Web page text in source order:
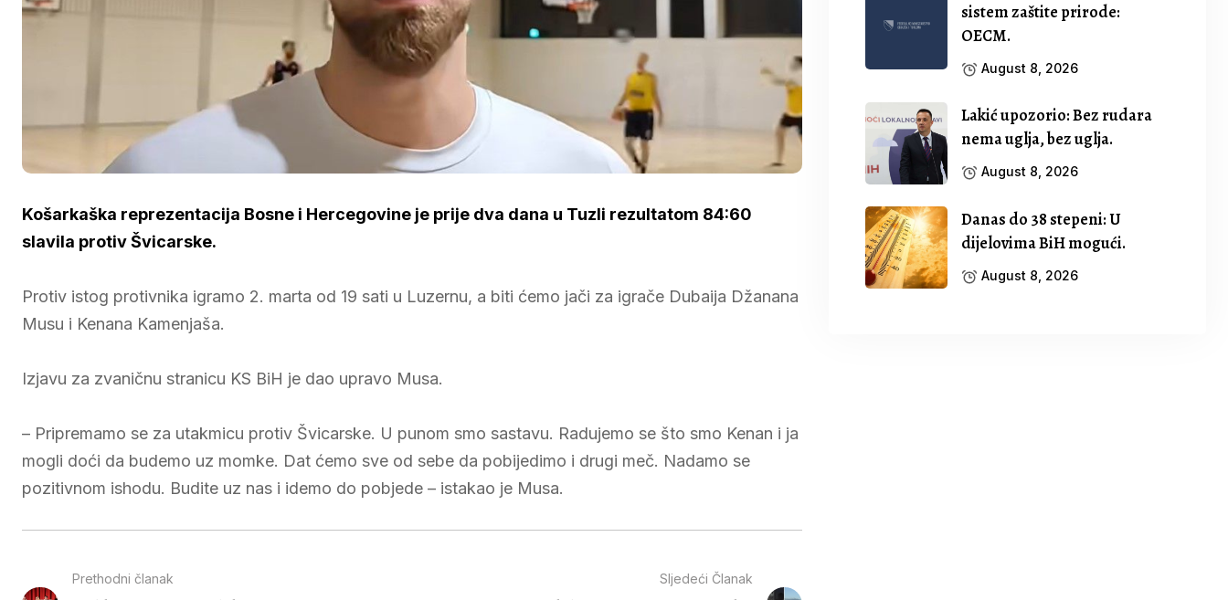
Košarkaška reprezentacija Bosne i Hercegovine je prije dva dana u Tuzli rezultatom 84:60
slavila protiv Švicarske.
Protiv istog protivnika igramo 2. marta od 19 sati u Luzernu, a biti ćemo jači za igrače Dubaija Džanana
Musu i Kenana Kamenjaša.
Izjavu za zvaničnu stranicu KS BiH je dao upravo Musa.
– Pripremamo se za utakmicu protiv Švicarske. U punom smo sastavu. Radujemo se što smo Kenan i ja
mogli doći da budemo uz momke. Dat ćemo sve od sebe da pobijedimo i drugi meč. Nadamo se
pozitivnom ishodu. Budite uz nas i idemo do pobjede – istakao je Musa.
Prethodni članak Sljedeći Članak
sistem zaštite prirode:
OECM.
August 8, 2026
Lakić upozorio: Bez rudara
nema uglja, bez uglja.
August 8, 2026
Danas do 38 stepeni: U
dijelovima BiH mogući.
August 8, 2026